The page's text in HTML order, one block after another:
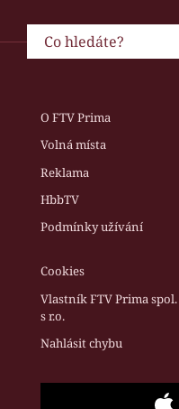
O FTV Prima
Volná místa
Reklama
HbbTV
Podmínky užívání
Cookies
Vlastník FTV Prima spol.
s r.o.
Nahlásit chybu